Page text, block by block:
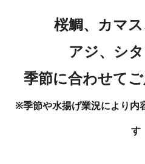
桜鯛、カマス
アジ、シ
季節に合わせて
※季節や水揚げ業況により内
す